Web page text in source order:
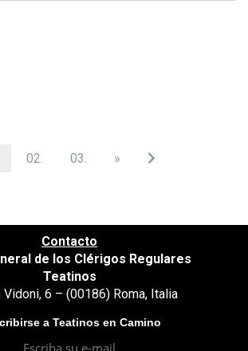
02. 03. »
Contacto
de los Clérigos Regulares
Teatinos
Vidoni, 6 – (00186) Roma, Italia
a Teatinos en Camino